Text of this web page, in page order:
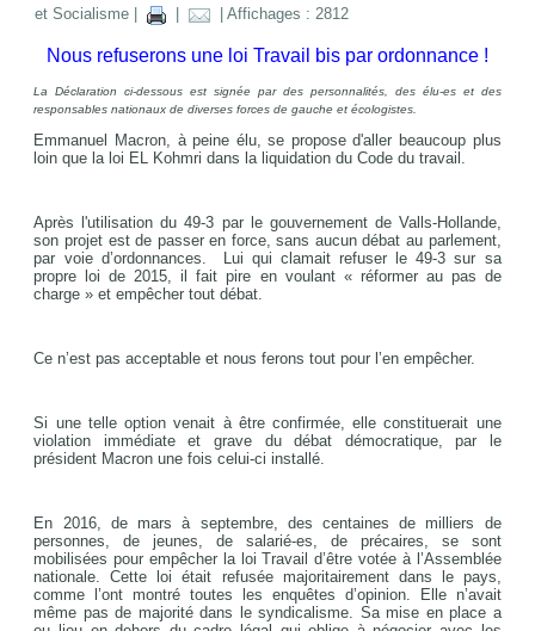
et Socialisme
| Affichages : 2812
Nous refuserons une loi Travail bis par ordonnance !
La Déclaration ci-dessous est signée par des personnalités, des élu-es et des
responsables nationaux de diverses forces de gauche et écologistes.
Emmanuel Macron, à peine élu, se propose d'aller beaucoup plus
loin que la loi EL Kohmri dans la liquidation du Code du travail.
Après l'utilisation du 49-3 par le gouvernement de Valls-Hollande,
son projet est de passer en force, sans aucun débat au parlement,
par voie d’ordonnances. Lui qui clamait refuser le 49-3 sur sa
propre loi de 2015, il fait pire en voulant « réformer au pas de
charge » et empêcher tout débat.
Ce n’est pas acceptable et nous ferons tout pour l’en empêcher.
Si une telle option venait à être confirmée, elle constituerait une
violation immédiate et grave du débat démocratique, par le
président Macron une fois celui-ci installé.
En 2016, de mars à septembre, des centaines de milliers de
personnes, de jeunes, de salarié-es, de précaires, se sont
mobilisées pour empêcher la loi Travail d’être votée à l’Assemblée
nationale. Cette loi était refusée majoritairement dans le pays,
comme l’ont montré toutes les enquêtes d’opinion. Elle n’avait
même pas de majorité dans le syndicalisme. Sa mise en place a